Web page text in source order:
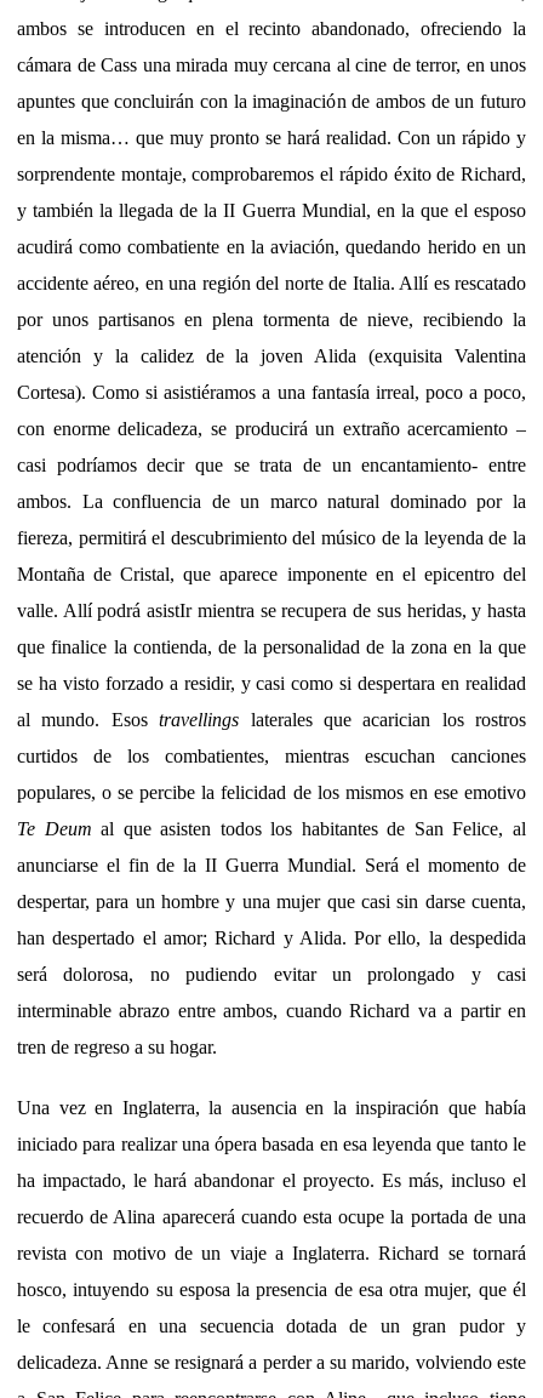
ambos se introducen en el recinto abandonado, ofreciendo la
cámara de Cass una mirada muy cercana al cine de terror, en unos
apuntes que concluirán con la imaginación de ambos de un futuro
en la misma… que muy pronto se hará realidad. Con un rápido y
sorprendente montaje, comprobaremos el rápido éxito de Richard,
y también la llegada de la II Guerra Mundial, en la que el esposo
acudirá como combatiente en la aviación, quedando herido en un
accidente aéreo, en una región del norte de Italia. Allí es rescatado
por unos partisanos en plena tormenta de nieve, recibiendo la
atención y la calidez de la joven Alida (exquisita Valentina
Cortesa). Como si asistiéramos a una fantasía irreal, poco a poco,
con enorme delicadeza, se producirá un extraño acercamiento –
casi podríamos decir que se trata de un encantamiento- entre
ambos. La confluencia de un marco natural dominado por la
fiereza, permitirá el descubrimiento del músico de la leyenda de la
Montaña de Cristal, que aparece imponente en el epicentro del
valle. Allí podrá asistIr mientra se recupera de sus heridas, y hasta
que finalice la contienda, de la personalidad de la zona en la que
se ha visto forzado a residir, y casi como si despertara en realidad
al mundo. Esostravellings laterales que acarician los rostros
curtidos de los combatientes, mientras escuchan canciones
populares, o se percibe la felicidad de los mismos en ese emotivo
Te Deum al que asisten todos los habitantes de San Felice, al
anunciarse el fin de la II Guerra Mundial. Será el momento de
despertar, para un hombre y una mujer que casi sin darse cuenta,
han despertado el amor; Richard y Alida. Por ello, la despedida
será dolorosa, no pudiendo evitar un prolongado y casi
interminable abrazo entre ambos, cuando Richard va a partir en
tren de regreso a su hogar.
Una vez en Inglaterra, la ausencia en la inspiración que había
iniciado para realizar una ópera basada en esa leyenda que tanto le
ha impactado, le hará abandonar el proyecto. Es más, incluso el
recuerdo de Alina aparecerá cuando esta ocupe la portada de una
revista con motivo de un viaje a Inglaterra. Richard se tornará
hosco, intuyendo su esposa la presencia de esa otra mujer, que él
le confesará en una secuencia dotada de un gran pudor y
delicadeza. Anne se resignará a perder a su marido, volviendo este